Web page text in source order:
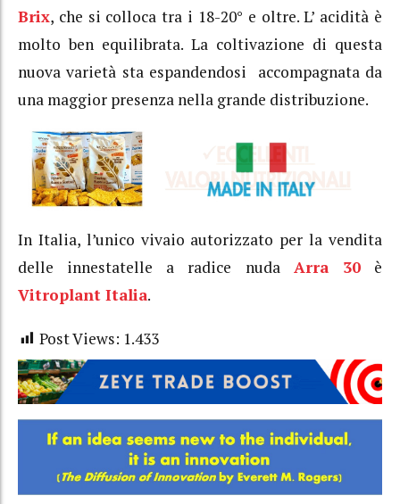
Brix, che si colloca tra i 18-20° e oltre. L’ acidità è
molto ben equilibrata. La coltivazione di questa
nuova varietà sta espandendosi accompagnata da
una maggior presenza nella grande distribuzione.
In Italia, l’unico vivaio autorizzato per la vendita
delle innestatelle a radice nuda Arra 30è
Vitroplant Italia.
Post Views: 1.433